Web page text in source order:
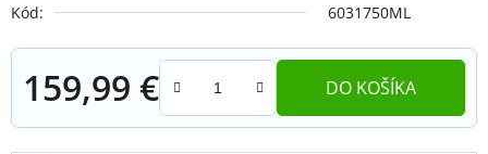
Kód:
6031750ML
159,99 € DO KOŠÍKA